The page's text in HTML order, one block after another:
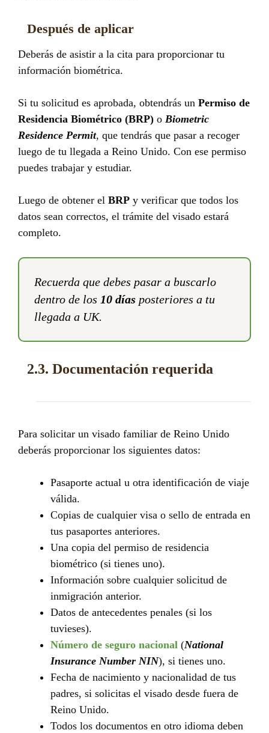
Después de aplicar
Deberás de asistir a la cita para proporcionar tu
información biométrica.
Si tu solicitud es aprobada, obtendrás un Permiso de
Residencia Biométrico (BRP) o Biometric
Residence Permit, que tendrás que pasar a recoger
luego de tu llegada a Reino Unido. Con ese permiso
puedes trabajar y estudiar.
Luego de obtener el BRP y verificar que todos los
datos sean correctos, el trámite del visado estará
completo.
Recuerda que debes pasar a buscarlo
dentro de los 10 días posteriores a tu
llegada a UK.
2.3. Documentación requerida
Para solicitar un visado familiar de Reino Unido
deberás proporcionar los siguientes datos:
Pasaporte actual u otra identificación de viaje
válida.
Copias de cualquier visa o sello de entrada en
tus pasaportes anteriores.
Una copia del permiso de residencia
biométrico (si tienes uno).
Información sobre cualquier solicitud de
inmigración anterior.
Datos de antecedentes penales (si los
tuvieses).
Número de seguro nacional (National
Insurance Number NIN), si tienes uno.
Fecha de nacimiento y nacionalidad de tus
padres, si solicitas el visado desde fuera de
Reino Unido.
Todos los documentos en otro idioma deben